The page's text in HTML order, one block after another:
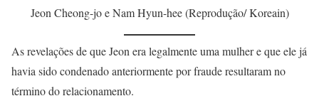
Jeon Cheong-jo e Nam Hyun-hee (Reprodução/ Koreain)
As revelações de que Jeon era legalmente uma mulher e que ele já
havia sido condenado anteriormente por fraude resultaram no
término do relacionamento.